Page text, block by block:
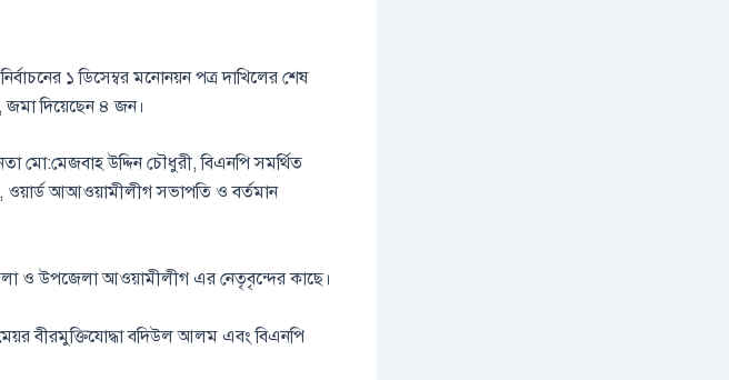
১ ডিসেম্বর মনোনয়ন পত্র দাখিলের শেষ
জমা দিয়েছেন ৪ জন।
মো:মেজবাহ উদ্দিন চৌধুরী, বিএনপি সমর্থিত
আআওয়ামীলীগ সভাপতি ও বর্তমান
ও উপজেলা আওয়ামীলীগ এর নেতৃবৃন্দের কাছে।
বীরমুক্তিযোদ্ধা বদিউল আলম এবং বিএনপি